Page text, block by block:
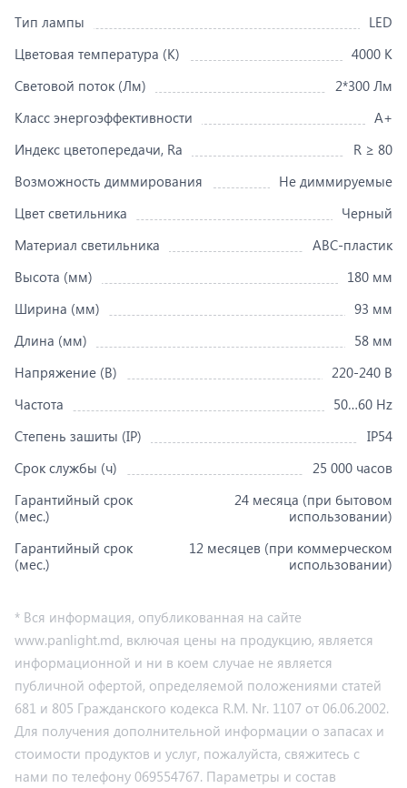
Тип лампы
LED
Цветовая температура (K)
4000 K
Световой поток (Лм)
2*300 Лм
Класс энергоэффективности
A+
Индекс цветопередачи, Ra
R ≥ 80
Возможность диммирования
Не диммируемые
Цвет светильника
Черный
Материал светильника
ABC-пластик
Высота (мм)
180 мм
Ширина (мм)
93 мм
Длина (мм)
58 мм
Напряжение (В)
220-240 В
Частота
50…60 Hz
Степень зашиты (IP)
IP54
Срок службы (ч)
25 000 часов
Гарантийный срок
(мес.)
24 месяца (при бытовом
использовании)
Гарантийный срок
(мес.)
12 месяцев (при коммерческом
использовании)
* Вся информация, опубликованная на сайте
www.panlight.md, включая цены на продукцию, является
информационной и ни в коем случае не является
публичной офертой, определяемой положениями статей
681 и 805 Гражданского кодекса R.M. Nr. 1107 от 06.06.2002.
Для получения дополнительной информации о запасах и
стоимости продуктов и услуг, пожалуйста, свяжитесь с
нами по телефону 069554767. Параметры и состав